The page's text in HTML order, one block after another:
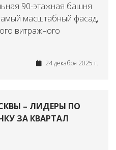
90-этажная башня
масштабный фасад,
витражного
24 декабря 2025 г.
– ЛИДЕРЫ ПО
ЗА КВАРТАЛ